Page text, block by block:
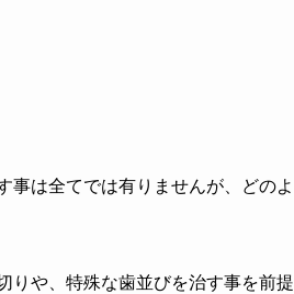
事は全てでは有りませんが、どのよ
りや、特殊な歯並びを治す事を前提